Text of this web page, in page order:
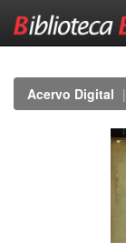
navigationAcervo Digital